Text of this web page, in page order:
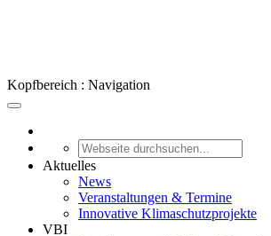
Kopfbereich : Navigation
Aktuelles
News
Veranstaltungen & Termine
Innovative Klimaschutzprojekte
VBI